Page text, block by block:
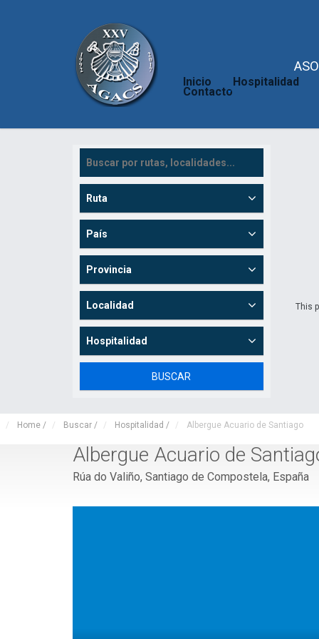
Inicio Hospitalidad
Contacto
This
Home / Buscar / Hospitalidad / Albergue Acuario de Santiago
Ruta
País
Provincia
Localidad
Hospitalidad
Albergue Acuario de
Rúa do Valiño, Santiago de Compostela, España